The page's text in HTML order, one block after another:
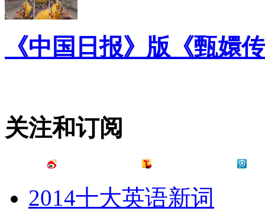
《中国日报》版《甄嬛
关注和订阅
2014十大英语新词